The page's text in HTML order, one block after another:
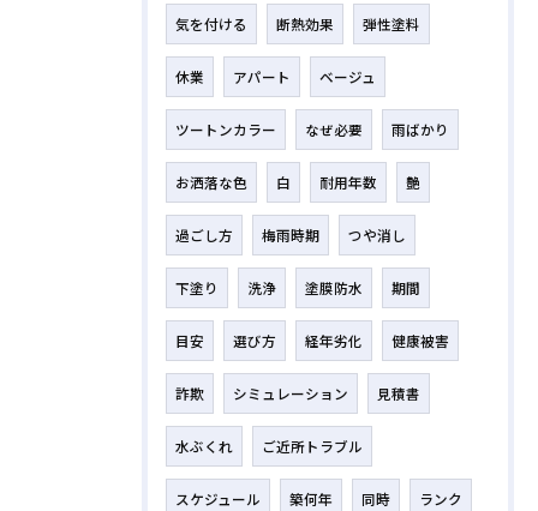
気を付ける 断熱効果 弾性塗料
休業 アパート ベージュ
ツートンカラー なぜ必要 雨ばかり
お洒落な色 白 耐用年数 艶
過ごし方 梅雨時期 つや消し
下塗り 洗浄 塗膜防水 期間
目安 選び方 経年劣化 健康被害
詐欺 シミュレーション 見積書
水ぶくれ ご近所トラブル
スケジュール 築何年 同時 ランク